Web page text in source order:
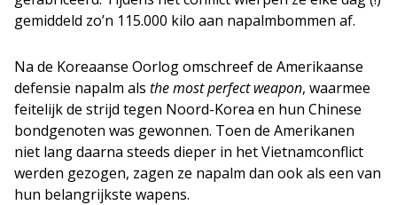
gemiddeld zo’n 115.000 kilo aan napalmbommen af.
Na de Koreaanse Oorlog omschreef de Amerikaanse
defensie napalm als the most ­perfect weapon, waarmee
feitelijk de strijd tegen Noord-Korea en hun Chinese
bondgenoten was gewonnen. Toen de Amerikanen
niet lang daarna steeds dieper in het Vietnamconflict
werden gezogen, zagen ze napalm dan ook als een van
hun belangrijkste wapens.